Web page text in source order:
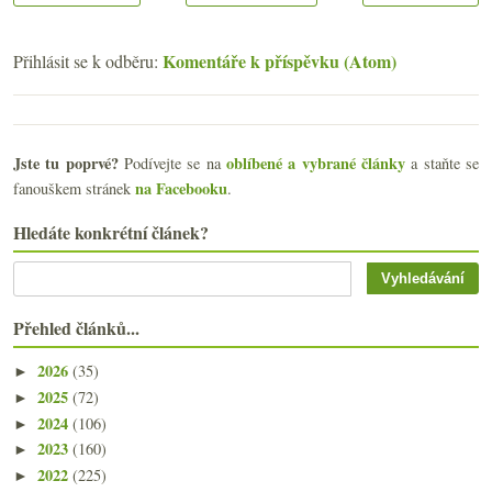
Přihlásit se k odběru: Komentáře k příspěvku (Atom)
Jste tu poprvé?Podívejte se naoblíbené a vybrané články a staňte se
fanouškem stránek na Facebooku.
Hledáte konkrétní článek?
Přehled článků...
► 2026 (35)
► 2025 (72)
► 2024 (106)
► 2023 (160)
► 2022 (225)